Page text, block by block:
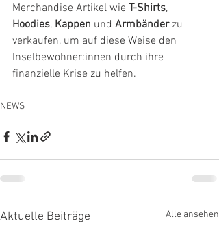
Merchandise Artikel wie T-Shirts,
Hoodies, Kappen und Armbänder zu
verkaufen, um auf diese Weise den
Inselbewohner:innen durch ihre
finanzielle Krise zu helfen.
NEWS
Aktuelle Beiträge Alle ansehen